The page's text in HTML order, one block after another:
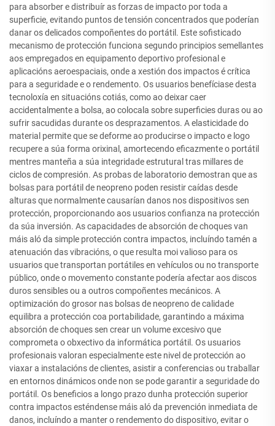
para absorber e distribuír as forzas de impacto por toda a
superficie, evitando puntos de tensión concentrados que poderían
danar os delicados compoñentes do portátil. Este sofisticado
mecanismo de protección funciona segundo principios semellantes
aos empregados en equipamento deportivo profesional e
aplicacións aeroespaciais, onde a xestión dos impactos é crítica
para a seguridade e o rendemento. Os usuarios benefíciase desta
tecnoloxía en situacións cotiás, como ao deixar caer
accidentalmente a bolsa, ao colocala sobre superficies duras ou ao
sufrir sacudidas durante os desprazamentos. A elasticidade do
material permite que se deforme ao producirse o impacto e logo
recupere a súa forma orixinal, amortecendo eficazmente o portátil
mentres manteña a súa integridade estrutural tras millares de
ciclos de compresión. As probas de laboratorio demostran que as
bolsas para portátil de neopreno poden resistir caídas desde
alturas que normalmente causarían danos nos dispositivos sen
protección, proporcionando aos usuarios confianza na protección
da súa inversión. As capacidades de absorción de choques van
máis aló da simple protección contra impactos, incluíndo tamén a
atenuación das vibracións, o que resulta moi valioso para os
usuarios que transportan portátiles en vehículos ou no transporte
público, onde o movemento constante podería afectar aos discos
duros sensibles ou a outros compoñentes mecánicos. A
optimización do grosor nas bolsas de neopreno de calidade
equilibra a protección coa portabilidade, garantindo a máxima
absorción de choques sen crear un volume excesivo que
comprometa o obxectivo da informática portátil. Os usuarios
profesionais valoran especialmente este nivel de protección ao
viaxar a instalacións de clientes, asistir a conferencias ou traballar
en entornos dinámicos onde non se pode garantir a seguridade do
portátil. Os beneficios a longo prazo dunha protección superior
contra impactos esténdense máis aló da prevención inmediata de
danos, incluíndo a manter o rendemento do dispositivo, evitar o